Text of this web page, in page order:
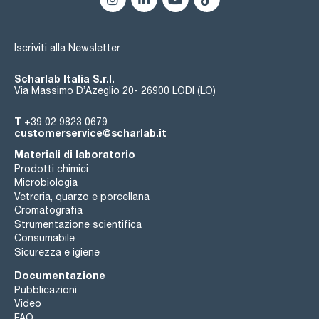
Iscriviti alla Newsletter
Scharlab Italia S.r.l.
Via Massimo D’Azeglio 20- 26900 LODI (LO)
T +39 02 9823 0679
customerservice@scharlab.it
Materiali di laboratorio
Prodotti chimici
Microbiologia
Vetreria, quarzo e porcellana
Cromatografia
Strumentazione scientifica
Consumabile
Sicurezza e igiene
Documentazione
Pubblicazioni
Video